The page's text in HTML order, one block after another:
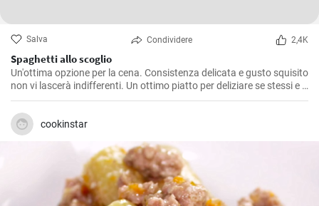
Salva Condividere 2,4K
Spaghetti allo scoglio
Un'ottima opzione per la cena. Consistenza delicata e gusto squisito
non vi lascerà indifferenti. Un ottimo piatto per deliziare se stessi e i
propri cari. La ricetta per fare gli spaghetti è semplice e accessibile a
tutti.
cookinstar